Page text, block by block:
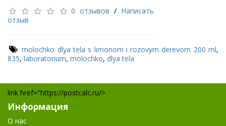
0 отзывов / Написать
отзыв
molochko dlya tela s limonom i rozovym derevom 200 ml,
835, laboratorium, molochko, dlya tela
link href="https://postcalc.ru/>
Информация
О нас